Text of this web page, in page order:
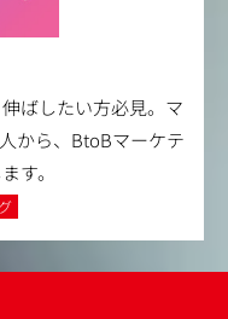
ばしたい方必見。マ
から、BtoBマーケテ
す。